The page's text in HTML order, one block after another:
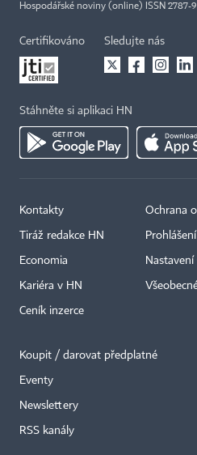
Hospodářské noviny (online) ISSN 2787-
Certifikováno Sledujte nás
Stáhněte si aplikaci HN
Kontakty
Tiráž redakce HN
Economia
Kariéra v HN
Ceník inzerce
Ochrana
Koupit / darovat předplatné
Eventy
Newslettery
RSS kanály